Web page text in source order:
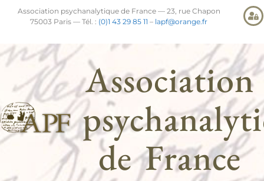
Association psychanalytique de France — 23, rue Chapon
75003 Paris — Tél. : (0)1 43 29 85 11 – lapf@orange.fr
Association
de France